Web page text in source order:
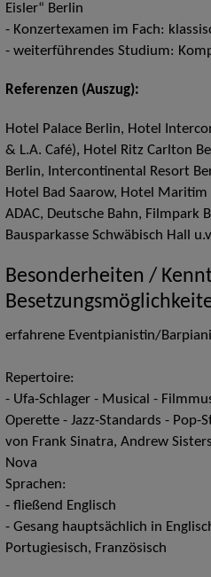
Eisler“ Berlin
- Konzertexamen im Fach:
- weiterführendes Studium:
Referenzen (Auszug):
Hotel Palace Berlin, Hotel
& L.A. Café), Hotel Ritz Carlton
Berlin, Intercontinental Resort
Hotel Bad Saarow, Hotel
ADAC, Deutsche Bahn, Filmpark
Bausparkasse Schwäbisch Hall
Besonderheiten /
erfahrene Eventpianistin/
Repertoire:
- Ufa-Schlager - Musical -
Operette - Jazz-Standards - Pop-
von Frank Sinatra, Andrew
Nova
Sprachen:
- fließend Englisch
- Gesang hauptsächlich in
Portugiesisch, Französisch